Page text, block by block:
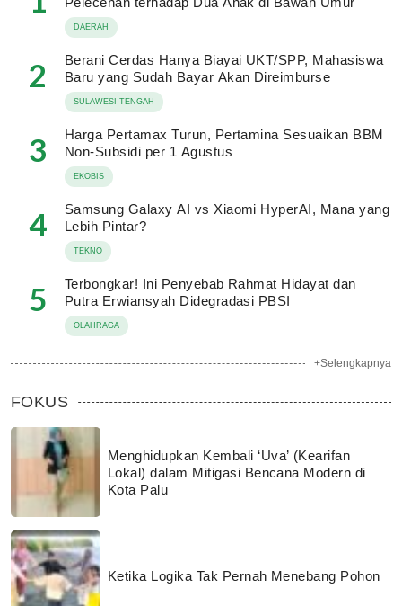
DAERAH
2
Berani Cerdas Hanya Biayai UKT/SPP, Mahasiswa
Baru yang Sudah Bayar Akan Direimburse
SULAWESI TENGAH
3
Harga Pertamax Turun, Pertamina Sesuaikan BBM
Non-Subsidi per 1 Agustus
EKOBIS
4
Samsung Galaxy AI vs Xiaomi HyperAI, Mana yang
Lebih Pintar?
TEKNO
5
Terbongkar! Ini Penyebab Rahmat Hidayat dan
Putra Erwiansyah Didegradasi PBSI
OLAHRAGA
+Selengkapnya
FOKUS
Menghidupkan Kembali ‘Uva’ (Kearifan
Lokal) dalam Mitigasi Bencana Modern di
Kota Palu
Ketika Logika Tak Pernah Menebang Pohon